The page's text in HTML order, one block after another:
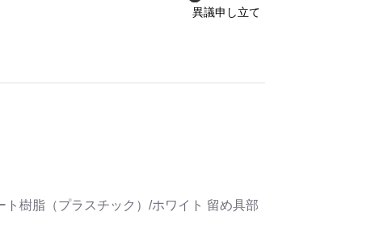
異議申し立て
樹脂（プラスチック）/ホワイト 留め具部